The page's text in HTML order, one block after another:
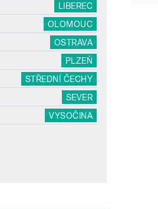
LIBEREC
OLOMOUC
OSTRAVA
PLZEŇ
STŘEDNÍ ČECHY
SEVER
VYSOČINA